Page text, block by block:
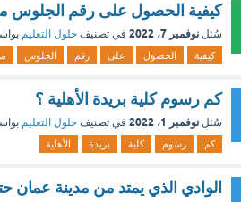
كيفية الحصول على رقم الجلوس من
سُئل نوفمبر 7، 2022 في تصنيف حلول التعليم
كيفية الحصول على رقم الجلوس
كم رسوم كلية بريدة الأهلية ؟
سُئل نوفمبر 1، 2022 في تصنيف حلول التعليم
كم رسوم كلية بريدة الأهلية
الوادي الذي يمتد من مدينة